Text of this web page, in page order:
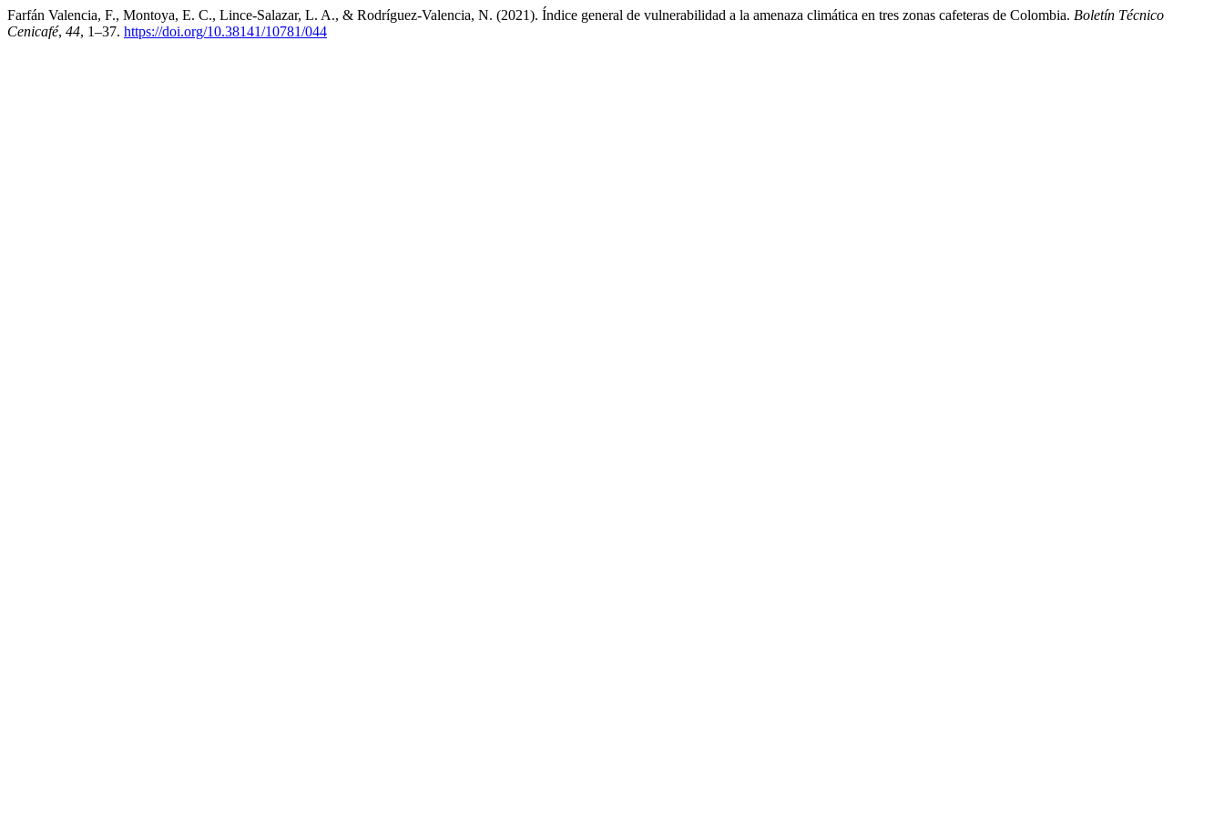
Farfán Valencia, F., Montoya, E. C., Lince-Salazar, L. A., & Rodríguez-Valencia, N. (2021). Índice general de vulnerabilidad a la amenaza climática en tres zonas cafeteras de Colombia. Boletín Técnico
Cenicafé, 44, 1–37. https://doi.org/10.38141/10781/044